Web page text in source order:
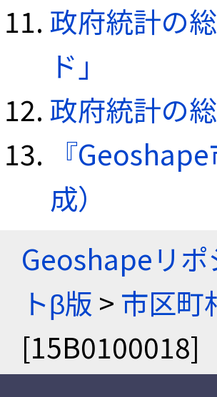
政府統計の
ド」
政府統計の
『
成）
Geoshapeリポ
トβ版 > 市区町
[15B0100018]